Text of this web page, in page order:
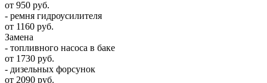
от 950 руб.
- ремня гидроусилителя
от 1160 руб.
Замена
- топливного насоса в баке
от 1730 руб.
- дизельных форсунок
от 2090 руб.